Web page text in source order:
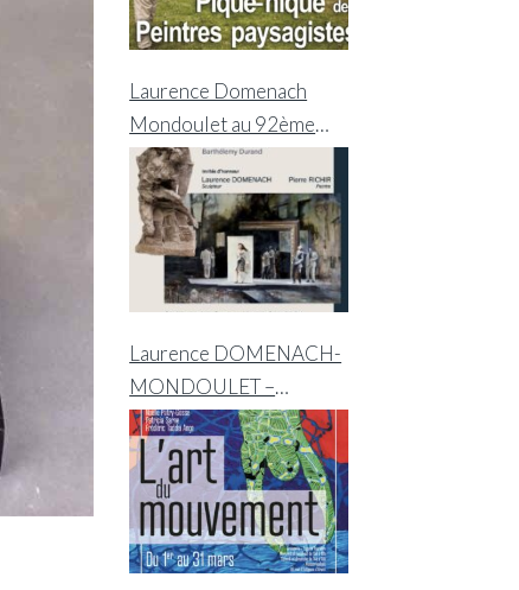
Laurence Domenach
Mondoulet au 92ème
Salon de la Société
Artistique d’Étampes
Laurence DOMENACH-
MONDOULET –
Exposition à Verrière-le-
Buisson